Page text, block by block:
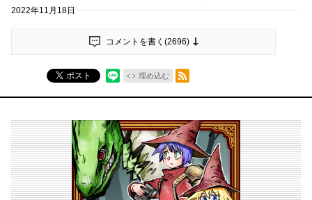
2022年11月18日
コメントを書く(2696)
ポスト 埋め込む
RSSフィード